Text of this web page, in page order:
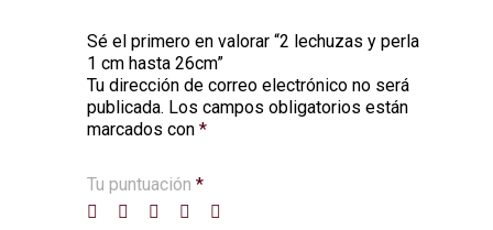
Sé el primero en valorar “2 lechuzas y perla
1 cm hasta 26cm”
Tu dirección de correo electrónico no será
publicada. Los campos obligatorios están
marcados con *
Tu puntuación *
Alternative: